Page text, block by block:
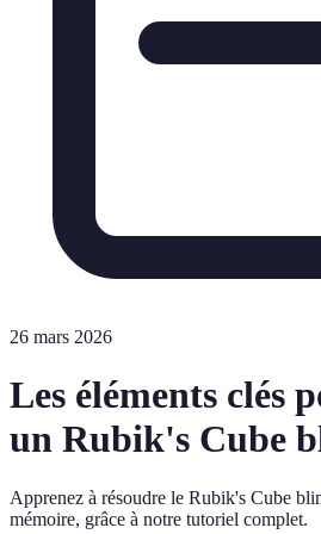
26 mars 2026
Les éléments clés
un Rubik's Cube
Apprenez à résoudre le Rubik's Cube
mémoire, grâce à notre tutoriel complet.